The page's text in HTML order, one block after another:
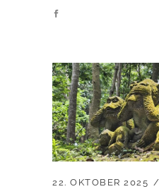
22. OKTOBER 2025